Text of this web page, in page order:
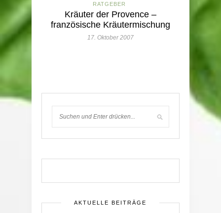
RATGEBER
Kräuter der Provence –
französische Kräutermischung
17. Oktober 2007
AKTUELLE BEITRÄGE